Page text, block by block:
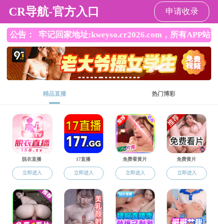
禁忌书屋
禁忌书屋
禁忌书屋概
师资队伍 科学
当前位置:禁忌书屋